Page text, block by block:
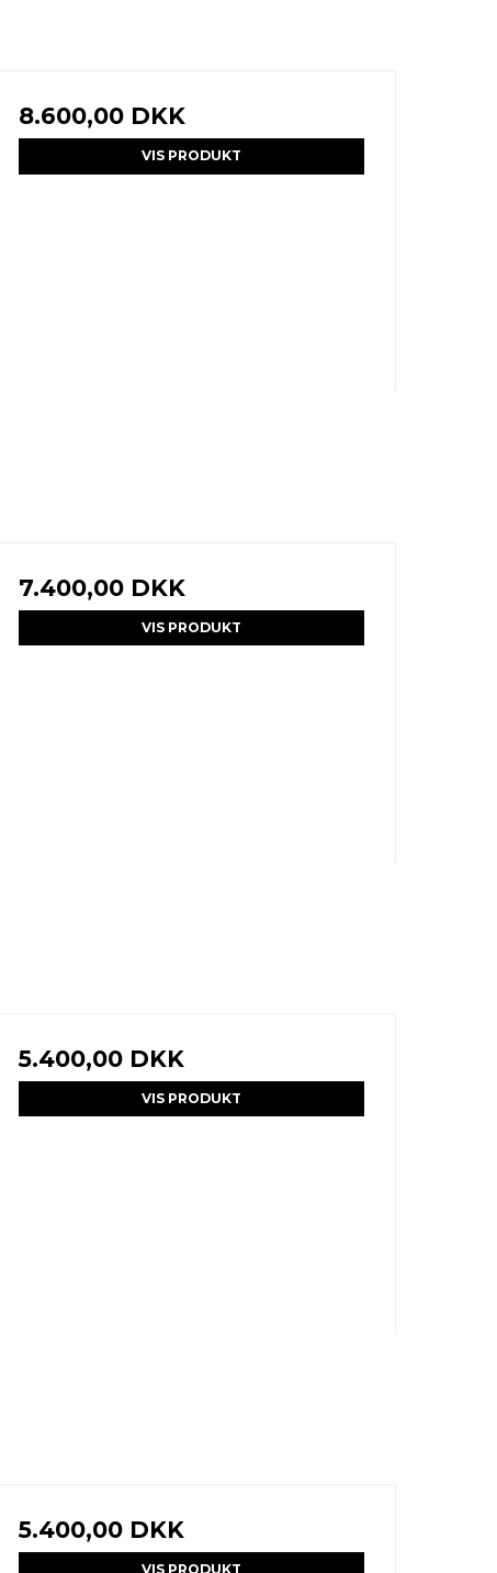
8.600,00 DKK
VIS PRODUKT
7.400,00 DKK
VIS PRODUKT
5.400,00 DKK
VIS PRODUKT
5.400,00 DKK
VIS PRODUKT